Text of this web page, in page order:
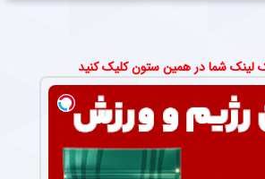
لینک شما در همین ستون کلیک کنید